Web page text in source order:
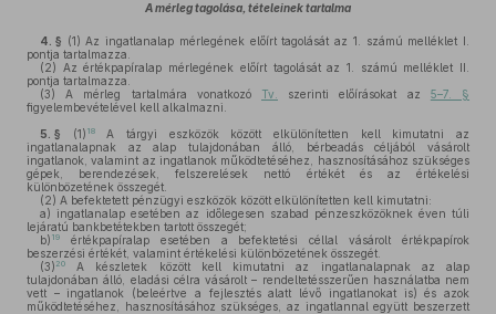
A mérleg tagolása, tételeinek tartalma
4. § (1) Az ingatlanalap mérlegének előírt tagolását az 1. számú melléklet I.
pontja tartalmazza.
(2) Az értékpapíralap mérlegének előírt tagolását az 1. számú melléklet II.
pontja tartalmazza.
(3) A mérleg tartalmára vonatkozó Tv. szerinti előírásokat az 5–7. §
figyelembevételével kell alkalmazni.
5. § (1) 18A tárgyi eszközök között elkülönítetten kell kimutatni az
ingatlanalapnak az alap tulajdonában álló, bérbeadás céljából vásárolt
ingatlanok, valamint az ingatlanok működtetéséhez, hasznosításához szükséges
gépek, berendezések, felszerelések nettó értékét és az értékelési
különbözetének összegét.
(2) A befektetett pénzügyi eszközök között elkülönítetten kell kimutatni:
a) ingatlanalap esetében az időlegesen szabad pénzeszközöknek éven túli
lejáratú bankbetétekben tartott összegét;
b) 19
értékpapíralap esetében a befektetési céllal vásárolt értékpapírok
beszerzési értékét, valamint értékelési különbözetének összegét.
(3) 20
A készletek között kell kimutatni az ingatlanalapnak az alap
tulajdonában álló, eladási célra vásárolt – rendeltetésszerűen használatba nem
vett – ingatlanok (beleértve a fejlesztés alatt lévő ingatlanokat is) és azok
működtetéséhez, hasznosításához szükséges, az ingatlannal együtt beszerzett